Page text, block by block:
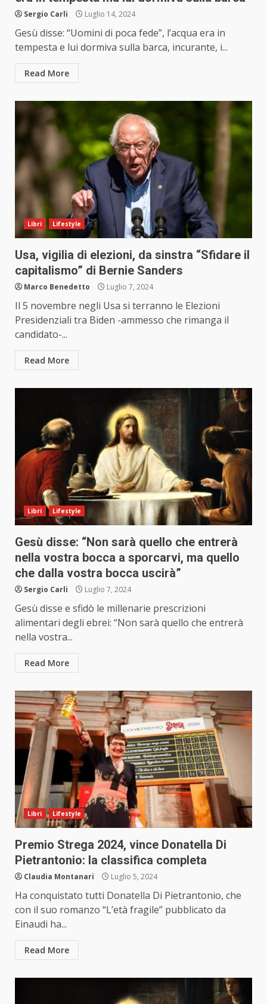
Sergio Carli Luglio 14, 2024
Gesù disse: “Uomini di poca fede”, l’acqua era in
tempesta e lui dormiva sulla barca, incurante, i...
Read More
Libri Lifestyle
Usa, vigilia di elezioni, da sinstra “Sfidare il
capitalismo” di Bernie Sanders
Marco Benedetto Luglio 7, 2024
Il 5 novembre negli Usa si terranno le Elezioni
Presidenziali tra Biden -ammesso che rimanga il
candidato-...
Read More
Libri Lifestyle
Gesù disse: “Non sarà quello che entrerà
nella vostra bocca a sporcarvi, ma quello
che dalla vostra bocca uscirà”
Sergio Carli Luglio 7, 2024
Gesù disse e sfidò le millenarie prescrizioni
alimentari degli ebrei: “Non sarà quello che entrerà
nella vostra...
Read More
Libri Lifestyle
Premio Strega 2024, vince Donatella Di
Pietrantonio: la classifica completa
Claudia Montanari Luglio 5, 2024
Ha conquistato tutti Donatella Di Pietrantonio, che
con il suo romanzo “L’età fragile” pubblicato da
Einaudi ha...
Read More